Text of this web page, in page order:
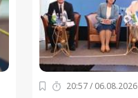
20:57 / 06.08.2026